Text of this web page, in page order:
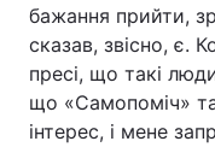
бажання прийти,
сказав, звісно, є.
пресі, що такі
що «Самопоміч»
інтерес, і мене